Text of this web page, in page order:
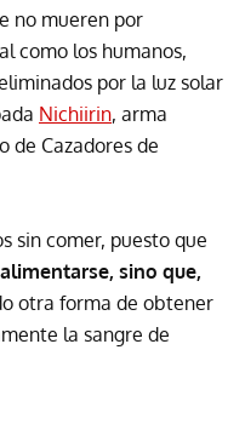
no mueren por
como los humanos,
por la luz solar
Nichiirin, arma
de Cazadores de
sin comer, puesto que
sino que,
otra forma de obtener
la sangre de